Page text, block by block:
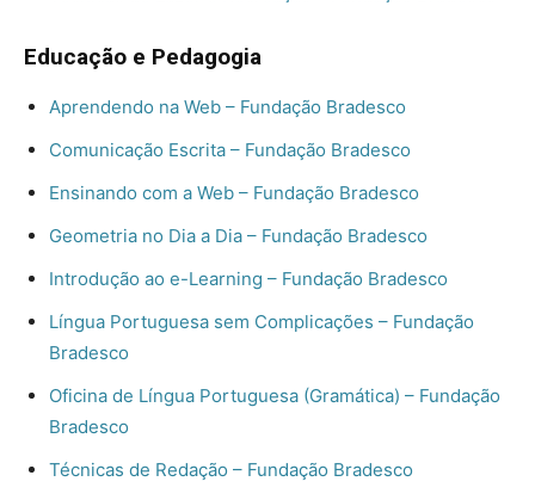
Educação e Pedagogia
Aprendendo na Web – Fundação Bradesco
Comunicação Escrita – Fundação Bradesco
Ensinando com a Web – Fundação Bradesco
Geometria no Dia a Dia – Fundação Bradesco
Introdução ao e-Learning – Fundação Bradesco
Língua Portuguesa sem Complicações – Fundação
Bradesco
Oficina de Língua Portuguesa (Gramática) – Fundação
Bradesco
Técnicas de Redação – Fundação Bradesco